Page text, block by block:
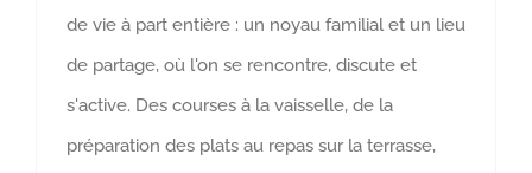
de vie à part entière : un noyau familial et un lieu
de partage, où l'on se rencontre, discute et
s'active. Des courses à la vaisselle, de la
préparation des plats au repas sur la terrasse,